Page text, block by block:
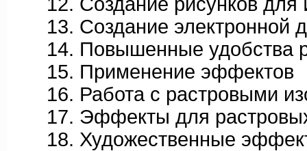
13. Создание электронной
14. Повышенные удобства
15. Применение эффектов
16. Работа с растровыми
17. Эффекты для
18. Художественные